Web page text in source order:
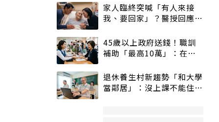
家人臨終突喊「有人來接
我、要回家」？醫授回應方
45歲以上政府送錢！職訓
補助「最高10萬」：在
退休養生村新趨勢「和大學
當鄰居」：沒上課不能住、